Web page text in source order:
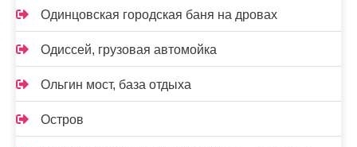
Одинцовская городская баня на дровах
Одиссей, грузовая автомойка
Ольгин мост, база отдыха
Остров